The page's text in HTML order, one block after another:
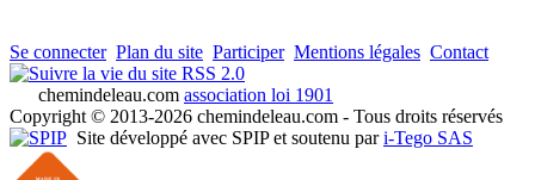
Se connecter Plan du site Participer Mentions légales Contact
RSS 2.0
chemindeleau.com association loi 1901
Copyright © 2013-2026 chemindeleau.com - Tous droits réservés
Site développé avec SPIP et soutenu pari-Tego SAS